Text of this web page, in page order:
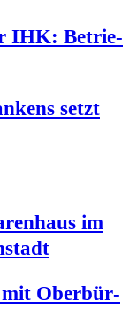
IHK: Betrie­
setzt
im
mit Ober­bür­